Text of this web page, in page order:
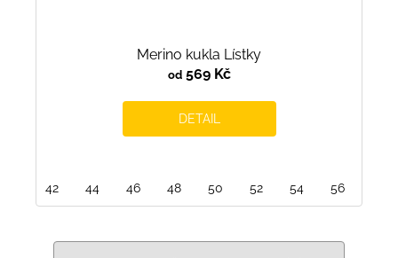
Merino kukla Lístky
od569 Kč
DETAIL
42 44 46 48 50 52 54 56